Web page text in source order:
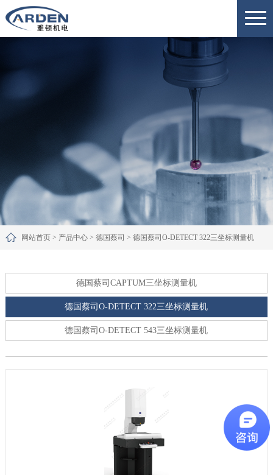
网站首页> 产品中心> 德国蔡司 > 德国蔡司O-DETECT 322三坐标测量机
德国蔡司CAPTUM三坐标测量机
德国蔡司O-DETECT 322三坐标测量机
德国蔡司O-DETECT 543三坐标测量机